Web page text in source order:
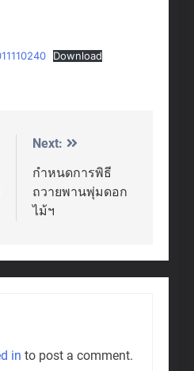
Download
Next:
กำหนดการพิธี
ถวายพานพุ่มดอก
ไม้ฯ
in to post a comment.